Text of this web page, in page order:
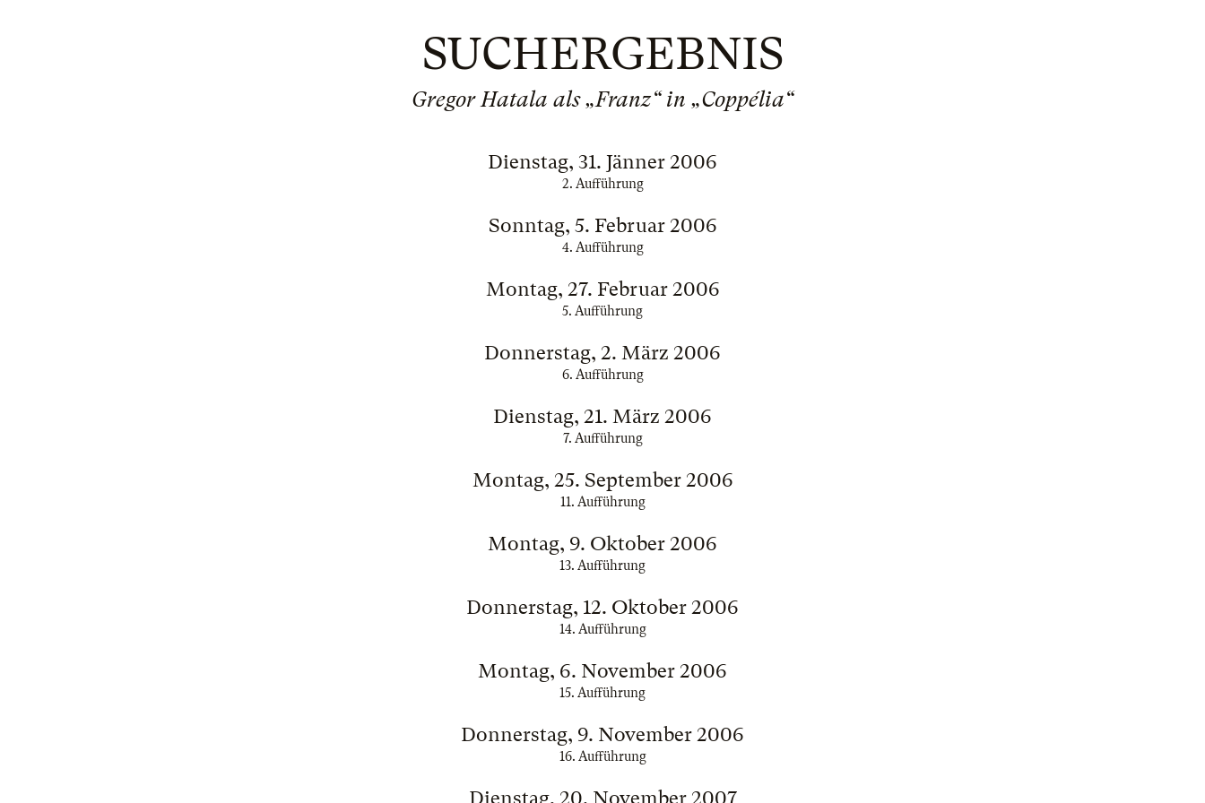
SUCHERGEBNIS
Gregor Hatala als „Franz“ in „Coppélia“
Dienstag, 31. Jänner 2006
2. Aufführung
Sonntag, 5. Februar 2006
4. Aufführung
Montag, 27. Februar 2006
5. Aufführung
Donnerstag, 2. März 2006
6. Aufführung
Dienstag, 21. März 2006
7. Aufführung
Montag, 25. September 2006
11. Aufführung
Montag, 9. Oktober 2006
13. Aufführung
Donnerstag, 12. Oktober 2006
14. Aufführung
Montag, 6. November 2006
15. Aufführung
Donnerstag, 9. November 2006
16. Aufführung
Dienstag, 20. November 2007